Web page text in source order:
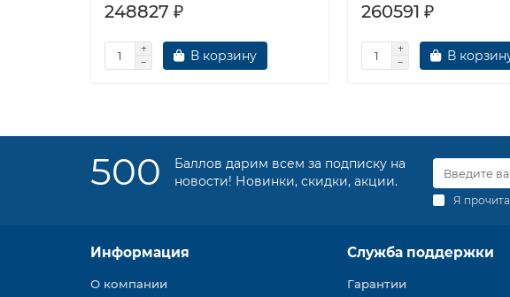
248827 ₽
В корзину
260591 ₽
В
500
Баллов дарим всем за подписку на
новости! Новинки, скидки, акции.
Я
Информация
О компании
Служба поддержки
Гарантии